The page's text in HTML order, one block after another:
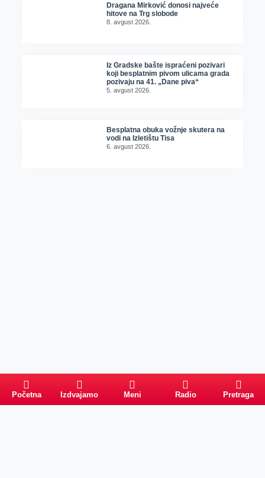
Dragana Mirković donosi najveće
hitove na Trg slobode
8. avgust 2026.
Iz Gradske bašte ispraćeni pozivari
koji besplatnim pivom ulicama grada
pozivaju na 41. „Dane piva“
5. avgust 2026.
Besplatna obuka vožnje skutera na
vodi na Izletištu Tisa
6. avgust 2026.
Početna Izdvajamo Meni Radio Pretraga